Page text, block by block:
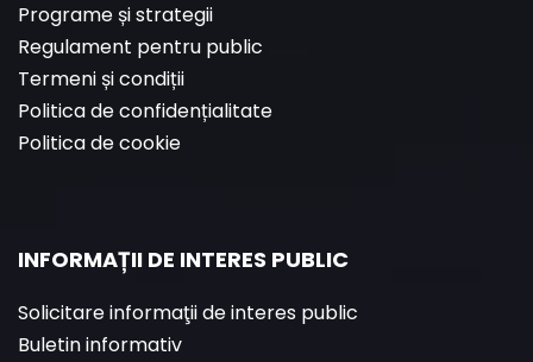
Programe și strategii
Regulament pentru public
Termeni și condiții
Politica de confidențialitate
Politica de cookie
INFORMAȚII DE INTERES PUBLIC
Solicitare informaţii de interes public
Buletin informativ